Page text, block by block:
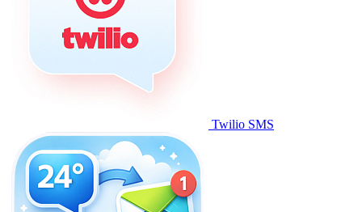
Twilio SMS